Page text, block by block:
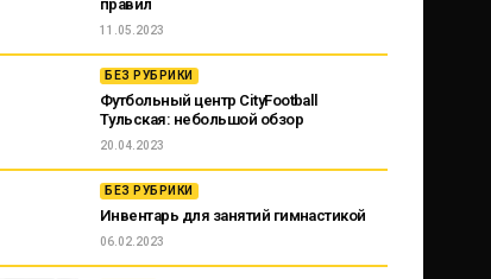
правил
11.05.2023
БЕЗ РУБРИКИ
Футбольный центр CityFootball
Тульская: небольшой обзор
20.04.2023
БЕЗ РУБРИКИ
Инвентарь для занятий гимнастикой
06.02.2023